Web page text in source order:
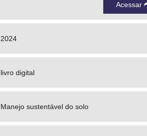
Acessar
2024
livro digital
Manejo sustentável do solo